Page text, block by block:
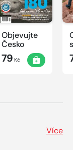
Objevujte
Česko
79 Kč
Více